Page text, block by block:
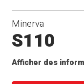
Minerva
S110
Afficher des